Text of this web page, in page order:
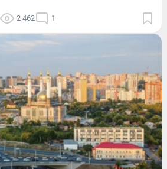
2 462 1